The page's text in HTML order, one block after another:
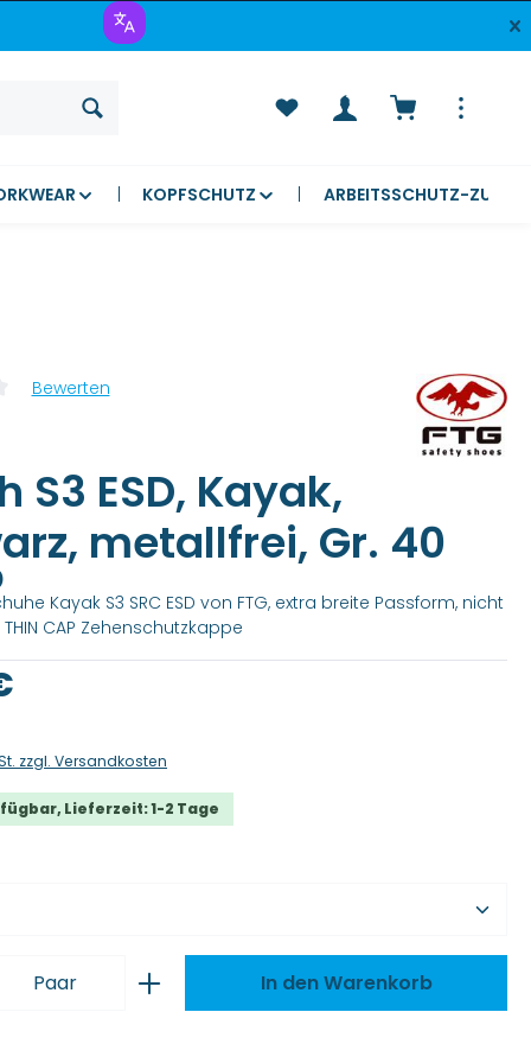
Warenkorb
KOPFSCHUTZ ARBEITSSCHUTZ-
Bewerten
S3 ESD, Kayak,
metallfrei, Gr. 40
Kayak S3 SRC ESD von FTG, extra breite Passform, nicht
CAP Zehenschutzkappe
zzgl. Versandkosten
Lieferzeit: 1-2 Tage
Gib den gewünschten
Paar In den Warenkorb